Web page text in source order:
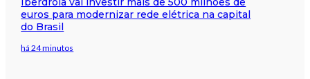
euros para modernizar rede elétrica na capital
do Brasil
há 24 minutos